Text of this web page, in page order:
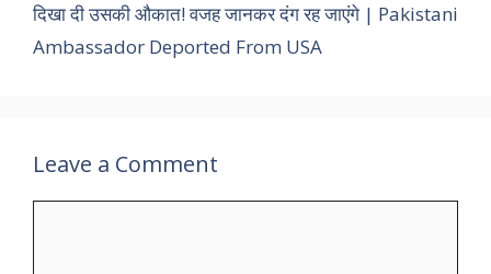
दिखा दी उसकी औकात! वजह जानकर दंग रह जाएंगे | Pakistani
Ambassador Deported From USA
Leave a Comment